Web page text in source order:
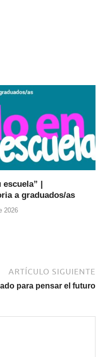
|
a graduados/as
2026
ARTÍCULO SIGUIENTE
para pensar el futuro